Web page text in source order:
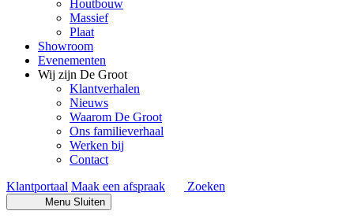
Houtbouw
Massief
Plaat
Showroom
Evenementen
Wij zijn De Groot
Klantverhalen
Nieuws
Waarom De Groot
Ons familieverhaal
Werken bij
Contact
Klantportaal Maak een afspraak Zoeken
Menu Sluiten